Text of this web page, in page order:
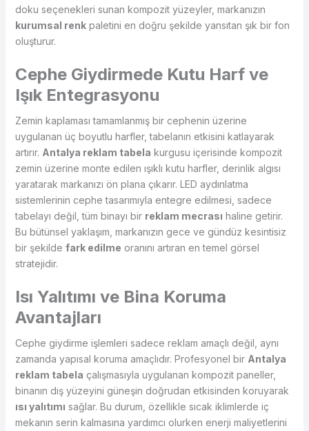
doku seçenekleri sunan kompozit yüzeyler, markanızın
kurumsal renkpaletini en doğru şekilde yansıtan şık bir fon
oluşturur.
Cephe Giydirmede Kutu Harf ve
Işık Entegrasyonu
Zemin kaplaması tamamlanmış bir cephenin üzerine
uygulanan üç boyutlu harfler, tabelanın etkisini katlayarak
artırır. Antalya reklam tabela kurgusu içerisinde kompozit
zemin üzerine monte edilen ışıklı kutu harfler, derinlik algısı
yaratarak markanızı ön plana çıkarır. LED aydınlatma
sistemlerinin cephe tasarımıyla entegre edilmesi, sadece
tabelayı değil, tüm binayı bir reklam mecrası haline getirir.
Bu bütünsel yaklaşım, markanızın gece ve gündüz kesintisiz
bir şekilde fark edilme oranını artıran en temel görsel
stratejidir.
Isı Yalıtımı ve Bina Koruma
Avantajları
Cephe giydirme işlemleri sadece reklam amaçlı değil, aynı
zamanda yapısal koruma amaçlıdır. Profesyonel bir Antalya
reklam tabela çalışmasıyla uygulanan kompozit paneller,
binanın dış yüzeyini güneşin doğrudan etkisinden koruyarak
ısı yalıtımı sağlar. Bu durum, özellikle sıcak iklimlerde iç
mekanın serin kalmasına yardımcı olurken enerji maliyetlerini